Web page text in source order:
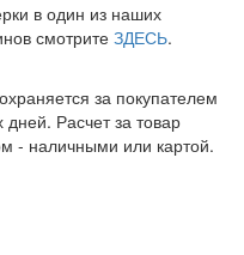
в один из наших
смотрите ЗДЕСЬ.
за покупателем
Расчет за товар
- наличными или картой.